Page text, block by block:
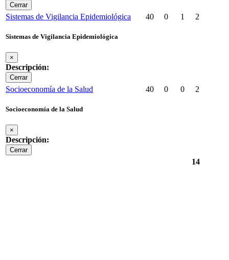
Cerrar
Sistemas de Vigilancia Epidemiológica
Sistemas de Vigilancia Epidemiológica
×
Descripción:
Cerrar
40 0 1 2
Socioeconomía de la Salud
Socioeconomía de la Salud
×
Descripción:
Cerrar
40 0 0 2
14